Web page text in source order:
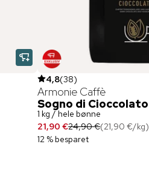
4,8(38)
Armonie Caffè
Sogno di Cioccolato
1 kg / hele bønne
21,90 €24,90 €(21,90 €/kg)
12 % besparet